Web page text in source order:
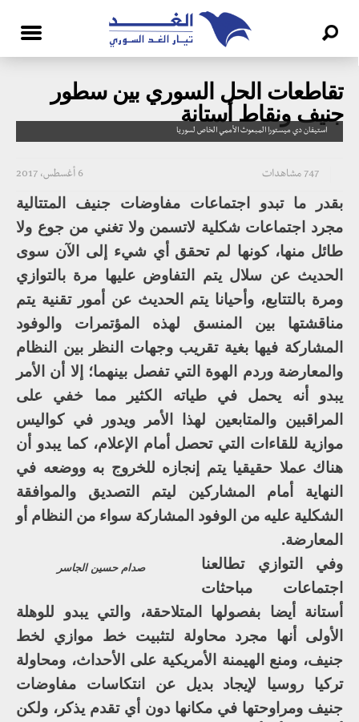
تقاطعات الحل السوري بين سطور
جنيف ونقاط أستانة
استيفان دي ميستورا المبعوث الأممي الخاص لسوريا
6 أغسطس، 2017 747 مشاهدات
بقدر ما تبدو اجتماعات مفاوضات جنيف المتتالية
مجرد اجتماعات شكلية لاتسمن ولا تغني من جوع ولا
طائل منها، كونها لم تحقق أي شيء إلى الآن سوى
الحديث عن سلال يتم التفاوض عليها مرة بالتوازي
ومرة بالتتابع، وأحيانا يتم الحديث عن أمور تقنية يتم
مناقشتها بين المنسق لهذه المؤتمرات والوفود
المشاركة فيها بغية تقريب وجهات النظر بين النظام
والمعارضة وردم الهوة التي تفصل بينهما؛ إلا أن الأمر
يبدو أنه يحمل في طياته الكثير مما خفي على
المراقبين والمتابعين لهذا الأمر ويدور في كواليس
موازية للقاءات التي تحصل أمام الإعلام، كما يبدو أن
هناك عملا حقيقيا يتم إنجازه للخروج به ووضعه في
النهاية أمام المشاركين ليتم التصديق والموافقة
الشكلية عليه من الوفود المشاركة سواء من النظام أو
المعارضة.
صدام حسين الجاسر
وفي التوازي تطالعنا
اجتماعات مباحثات
أستانة أيضا بفصولها المتلاحقة، والتي يبدو للوهلة
الأولى أنها مجرد محاولة لتثبيت خط موازي لخط
جنيف، ومنع الهيمنة الأمريكية على الأحداث، ومحاولة
تركيا روسيا لإيجاد بديل عن انتكاسات مفاوضات
جنيف ومراوحتها في مكانها دون أي تقدم يذكر، ولكن